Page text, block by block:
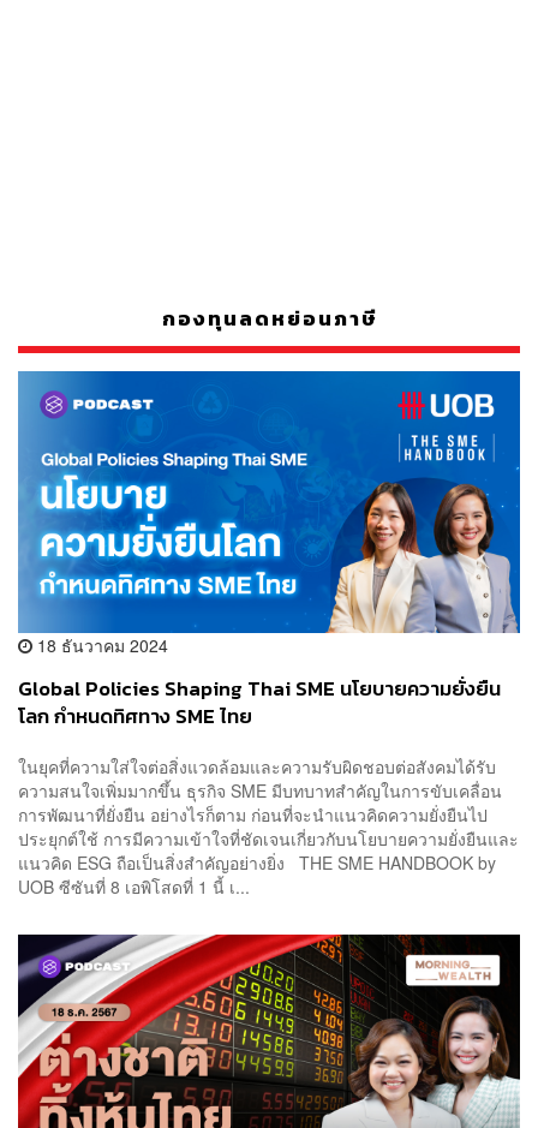
กองทุนลดหย่อนภาษี
18 ธันวาคม 2024
Global Policies Shaping Thai SME นโยบายความยั่งยืน
โลก กำหนดทิศทาง SME ไทย
ในยุคที่ความใส่ใจต่อสิ่งแวดล้อมและความรับผิดชอบต่อสังคมได้รับ
ความสนใจเพิ่มมากขึ้น ธุรกิจ SME มีบทบาทสำคัญในการขับเคลื่อน
การพัฒนาที่ยั่งยืน อย่างไรก็ตาม ก่อนที่จะนำแนวคิดความยั่งยืนไป
ประยุกต์ใช้ การมีความเข้าใจที่ชัดเจนเกี่ยวกับนโยบายความยั่งยืนและ
แนวคิด ESG ถือเป็นสิ่งสำคัญอย่างยิ่ง THE SME HANDBOOK by
UOB ซีซันที่ 8 เอพิโสดที่ 1 นี้ เ...